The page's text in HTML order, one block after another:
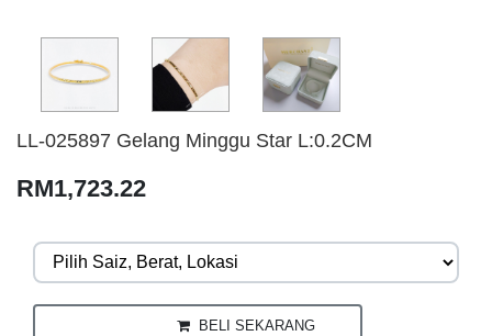
LL-025897 Gelang Minggu Star L:0.2CM
RM1,723.22
BELI SEKARANG